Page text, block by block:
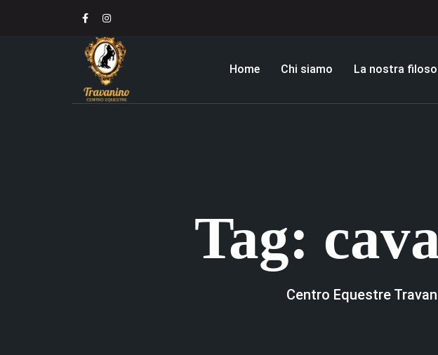
Home Chi siamo La nostra
Tag:
Centro Equestre